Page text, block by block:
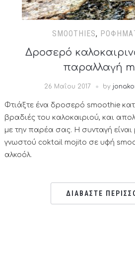
SMOOTHIES,
Δροσερό
παραλλαγή
26 Μαΐου 2017 by
Φτιάξτε ένα δροσερό smoothie
βραδιές του καλοκαιριού, και
με την παρέα σας. Η συνταγή
γνωστού coktail mojito σε υφή
αλκοόλ.
ΔΙΑΒΑΣΤΕ